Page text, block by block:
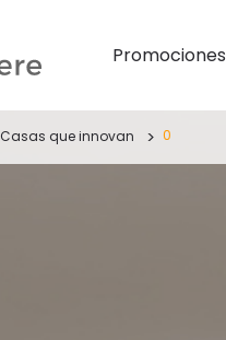
Promociones
Casas que innovan 0